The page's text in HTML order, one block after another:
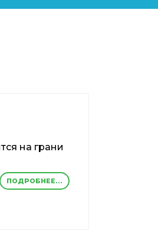
на грани
ПОДРОБНЕЕ...